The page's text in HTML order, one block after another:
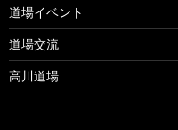
道場イベント
道場交流
高川道場